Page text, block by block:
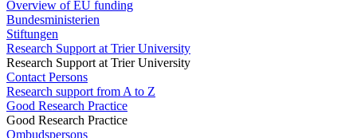
Overview of EU funding
Bundesministerien
Stiftungen
Research Support at Trier University
Research Support at Trier University
Contact Persons
Research support from A to Z
Good Research Practice
Good Research Practice
Ombudspersons